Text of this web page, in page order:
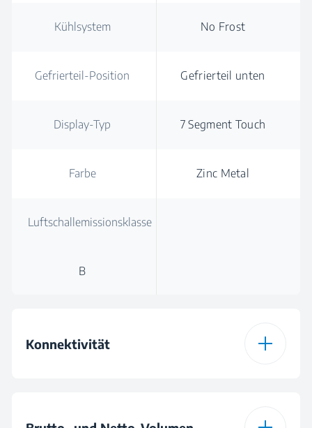
Kühlsystem No Frost
Gefrierteil-Position Gefrierteil unten
Display-Typ 7 Segment Touch
Farbe Zinc Metal
Luftschallemissionsklasse
B
Konnektivität